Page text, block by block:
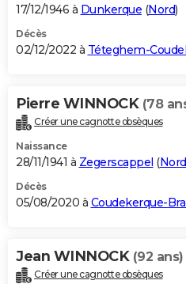
GUIDES D'ACHAT
BONS PLANS
Carte de Noël
Carte Bonne année
Carte Saint-Valentin
Carte Pâques
Carte d'anniversaire
DICTIONNAIRE
Dictionnaire
Biographies
Citations
Expressions
Proverbes
PROGRAMME TV
S'inscrire
Se connecter
Lycées
Collèges
Primaires
Universités
Entreprises
Service militaire
Avis de recherche
AVIS DE DÉCÈS
Bricolage
Lifestyle
Culture
Sport
Auto
Television
Voyage
Cinema
17/12/1946 à Dunkerque (Nord)
Décès
02/12/2022 à Téteghem-
Pierre WINNOCK (78
Créer une cagnotte obsèques
Naissance
28/11/1941 à Zegerscappel (Nord
Décès
05/08/2020 à Coudekerque-
Jean WINNOCK (92 ans)
Créer une cagnotte obsèques